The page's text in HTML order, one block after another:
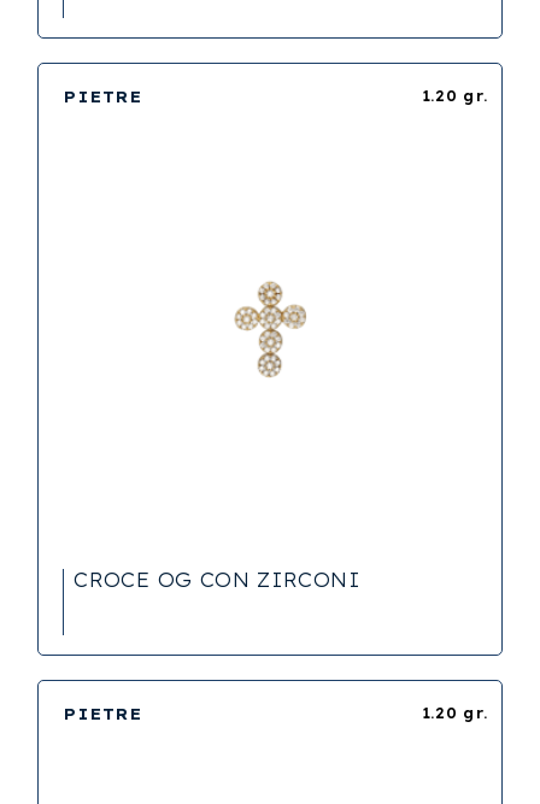
1.20 gr.
PIETRE
CROCE OG CON ZIRCONI
1.20 gr.
PIETRE